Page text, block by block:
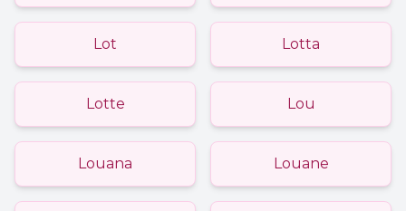
Lot Lotta
Lotte Lou
Louana Louane